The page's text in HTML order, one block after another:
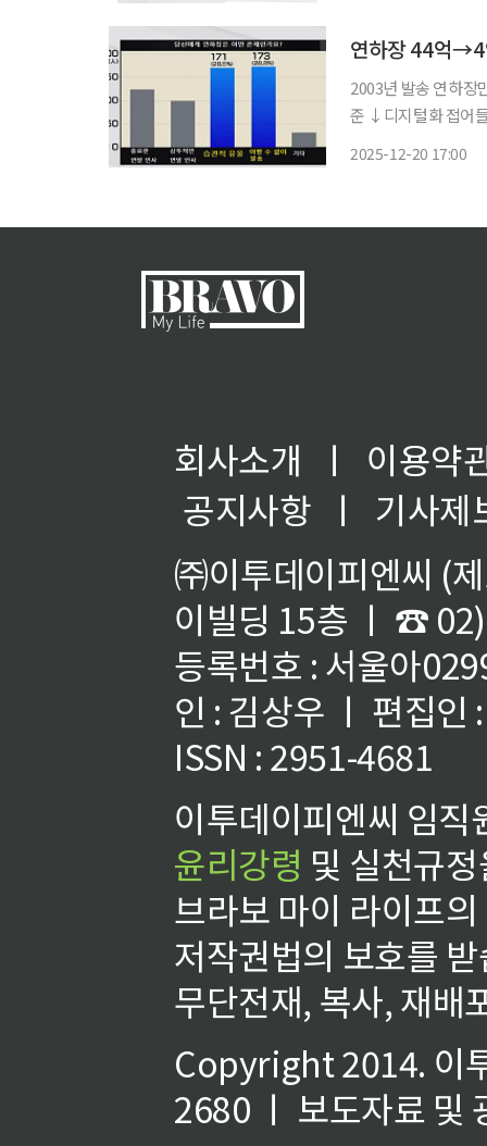
연하장 44억→4
2003년 발송 연하장
준 ↓디지털화 접어들며
2025-12-20 17:00
회사소개 ㅣ
이용약
공지사항
ㅣ
기사제
㈜이투데이피엔씨 (
이빌딩 15층 ㅣ ☎
등록번호 : 서울아
인 : 김상우 ㅣ 편집인
ISSN : 2951-4681
이투데이피엔씨 임
윤리강령 및 실천규
브라보 마이 라이프
저작권법의 보호를
무단전재, 복사, 재배
Copyright 2014. 이
2680 ㅣ 보도자료